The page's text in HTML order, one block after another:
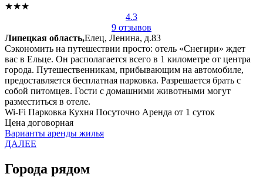
★★★
4.3
9 отзывов
Липецкая область,Елец, Ленина, д.83
Сэкономить на путешествии просто: отель «Снегири» ждет
вас в Ельце. Он располагается всего в 1 километре от центра
города. Путешественникам, прибывающим на автомобиле,
предоставляется бесплатная парковка. Разрешается брать с
собой питомцев. Гости с домашними животными могут
разместиться в отеле.
Wi-Fi Парковка Кухня Посуточно Аренда от 1 суток
Цена договорная
Варианты аренды жилья
ДАЛЕЕ
Города рядом